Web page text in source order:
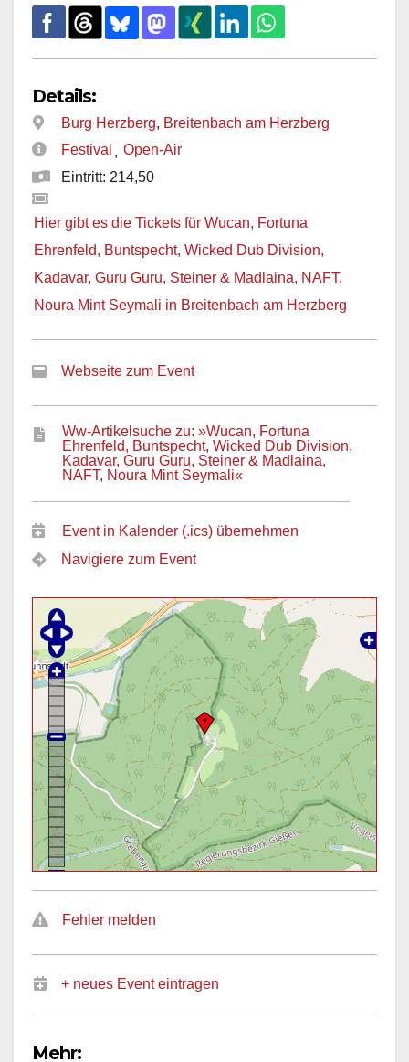
Details:
Burg Herzberg, Breitenbach am Herzberg
Festival , Open-Air
Eintritt: 214,50
Hier gibt es die Tickets für Wucan, Fortuna
Ehrenfeld, Buntspecht, Wicked Dub Division,
Kadavar, Guru Guru, Steiner & Madlaina, NAFT,
Noura Mint Seymali in Breitenbach am Herzberg
Webseite zum Event
Ww-Artikelsuche zu: »Wucan, Fortuna
Ehrenfeld, Buntspecht, Wicked Dub Division,
Kadavar, Guru Guru, Steiner & Madlaina,
NAFT, Noura Mint Seymali«
Event in Kalender (.ics) übernehmen
Navigiere zum Event
Fehler melden
+ neues Event eintragen
Mehr: